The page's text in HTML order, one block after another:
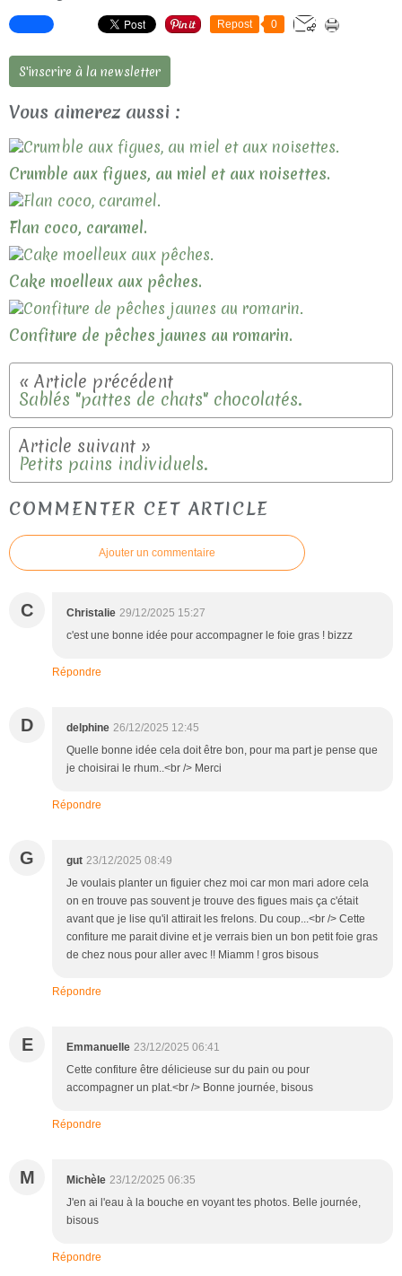
Repost 0
S'inscrire à la newsletter
Vous aimerez aussi :
Crumble aux figues, au miel et aux noisettes.
Flan coco, caramel.
Cake moelleux aux pêches.
Confiture de pêches jaunes au romarin.
Sablés "pattes de chats" chocolatés.
Petits pains individuels.
COMMENTER CET ARTICLE
Ajouter un commentaire
C Christalie 29/12/2025 15:27
c'est une bonne idée pour accompagner le foie gras ! bizzz
Répondre
D delphine 26/12/2025 12:45
Quelle bonne idée cela doit être bon, pour ma part je pense que
je choisirai le rhum..<br /> Merci
Répondre
G gut 23/12/2025 08:49
Je voulais planter un figuier chez moi car mon mari adore cela
on en trouve pas souvent je trouve des figues mais ça c'était
avant que je lise qu'il attirait les frelons. Du coup...<br /> Cette
confiture me parait divine et je verrais bien un bon petit foie gras
de chez nous pour aller avec !! Miamm ! gros bisous
Répondre
E Emmanuelle 23/12/2025 06:41
Cette confiture être délicieuse sur du pain ou pour
accompagner un plat.<br /> Bonne journée, bisous
Répondre
M Michèle 23/12/2025 06:35
J'en ai l'eau à la bouche en voyant tes photos. Belle journée,
bisous
Répondre